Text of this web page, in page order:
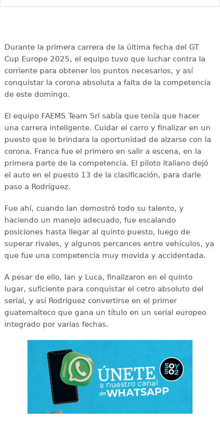
Durante la primera carrera de la última fecha del GT
Cup Europe 2025, el equipo tuvo que luchar contra la
corriente para obtener los puntos necesarios, y así
conquistar la corona absoluta a falta de la competencia
de este domingo.
El equipo FAEMS Team Srl sabía que tenía que hacer
una carrera inteligente. Cuidar el carro y finalizar en un
puesto que le brindara la oportunidad de alzarse con la
corona. Franca fue el primero en salir a escena, en la
primera parte de la competencia. El piloto italiano dejó
el auto en el puesto 13 de la clasificación, para darle
paso a Rodríguez.
Fue ahí, cuando Ian demostró todo su talento, y
haciendo un manejo adecuado, fue escalando
posiciones hasta llegar al quinto puesto, luego de
superar rivales, y algunos percances entre vehículos, ya
que fue una competencia muy movida y accidentada.
A pesar de ello, Ian y Luca, finalizaron en el quinto
lugar, suficiente para conquistar el cetro absoluto del
serial, y así Rodríguez convertirse en el primer
guatemalteco que gana un título en un serial europeo
integrado por varias fechas.